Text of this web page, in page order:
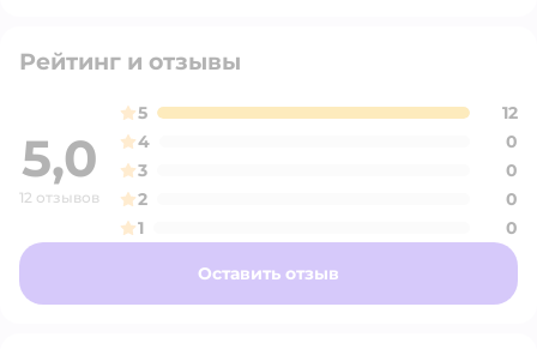
Рейтинг и отзывы
5,0
12 отзывов
5
12
4
0
3
0
2
0
1
0
Оставить отзыв